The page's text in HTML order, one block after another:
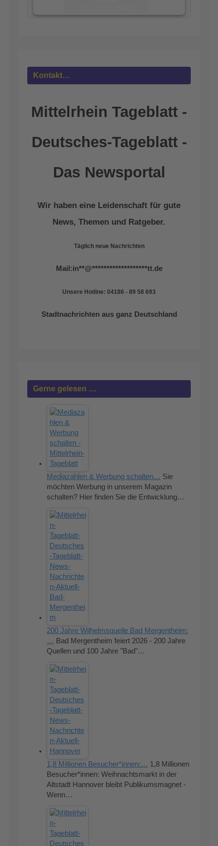
Kontakt…
Mittelrhein Tageblatt -
Deutsches-Tageblatt -
Das Newsportal
Wir haben eine Leidenschaft für gute
News, Themen und Ratgeber.
Täglich neue Nachrichten
Mail:in**@*******************tt.de
Unsere Hotline: 04186 - 89 58 693
Stadtnachrichten aus ganz Deutschland
Gerne gelesen …
Mediazahlen & Werbung schalten… Sie
möchten Werbung in unserem Magazin
schalten? Hier finden Sie die Entwicklung…
200 Jahre Wilhelmsquelle Bad Mergentheim:
… Bad Mergentheim feiert 2026 - 200 Jahre
Quellen und 100 Jahre "Bad"…
1,8 Millionen Besucher*innen:… 1,8 Millionen
Besucher*innen: Weihnachtsmarkt in der
Altstadt Hannover bleibt Publikumsmagnet -
Wenn…